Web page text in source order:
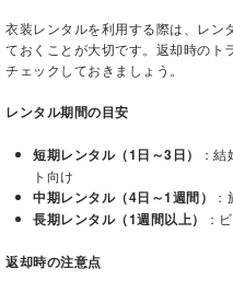
衣装レンタルを利用する際は、レン
ておくことが大切です。返却時のト
チェックしておきましょう。
レンタル期間の目安
短期レンタル（1日～3日）
：
ト向け
中期レンタル（4日～1週間）
長期レンタル（1週間以上） ：
返却時の注意点